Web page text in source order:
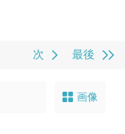
最後
次
画像